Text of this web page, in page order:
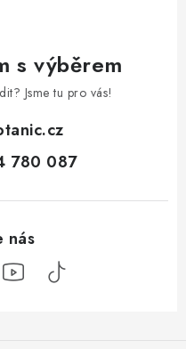
s výběrem
Jsme tu pro vás!
780 087